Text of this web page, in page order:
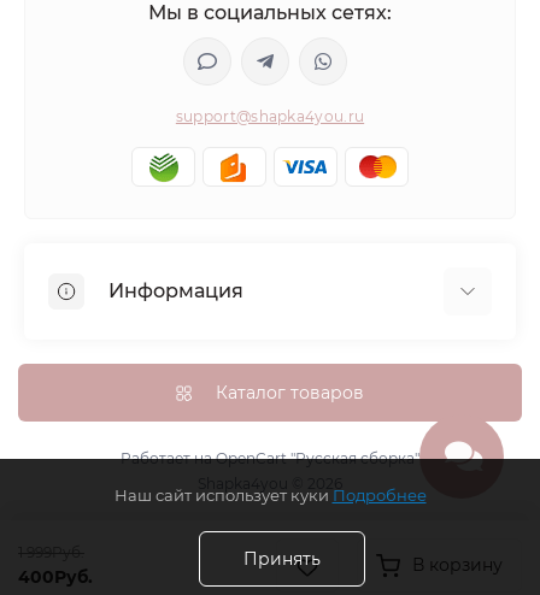
400Руб.
В корзину
Мы в социальных сетях:
support@shapka4you.ru
Информация
Доставка, оплата и бонусные баллы
Гарантия возврата
Политика конфиденциальности
Контакты
Каталог товаров
Работает наOpenCart "Русская сборка"
Наш сайт использует куки Подробнее
Принять